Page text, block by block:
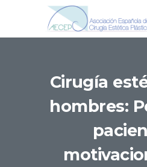
Cirugía
hombres: